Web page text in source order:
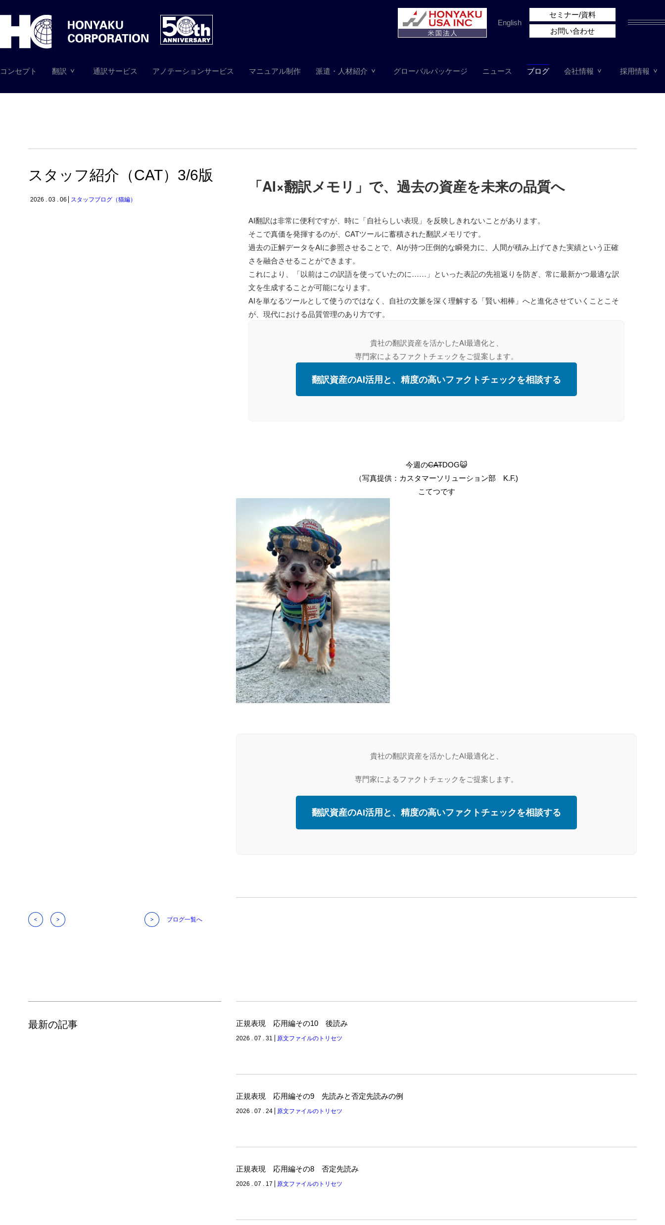
コンセプト 翻訳 通訳サービス アノテーションサービス マニュアル制作 派遣・人材紹介 グローバルパッケージ ニュース ブログ 会社情報 採用情報
English
セミナー/資料
お問い合わせ
スタッフ紹介（CAT）3/6版
2026 . 03 . 06 スタッフブログ（猫編）
「AI×翻訳メモリ 」で、過去の資産を未来の品質へ
AI翻訳は非常に便利ですが、時に「自社らしい表現」を反映しきれないことがあります。
そこで真価を発揮するのが、CATツールに蓄積された翻訳メモリです。
過去の正解データをAIに参照させることで、AIが持つ圧倒的な瞬発力に、人間が積み上げてきた実績という正確
さを融合させることができます。
これにより、「以前はこの訳語を使っていたのに……」といった表記の先祖返りを防ぎ、常に最新かつ最適な訳
文を生成することが可能になります。
AIを単なるツールとして使うのではなく、自社の文脈を深く理解する「賢い相棒」へと進化させていくことこそ
が、現代における品質管理のあり方です。
貴社の翻訳資産を活かしたAI最適化と、
専門家によるファクトチェックをご提案します。
翻訳資産のAI活用と、精度の高いファクトチェックを相談する
今週のCATDOG😺
（写真提供：カスタマーソリューション部 K.F.)
こてつです
貴社の翻訳資産を活かしたAI最適化と、
専門家によるファクトチェックをご提案します。
翻訳資産のAI活用と、精度の高いファクトチェックを相談する
ブログ一覧へ
最新の記事 正規表現 応用編その10 後読み
2026 . 07 . 31 原文ファイルのトリセツ
正規表現 応用編その9 先読みと否定先読みの例
2026 . 07 . 24 原文ファイルのトリセツ
正規表現 応用編その8 否定先読み
2026 . 07 . 17 原文ファイルのトリセツ